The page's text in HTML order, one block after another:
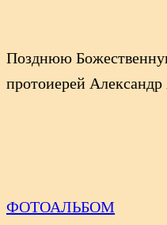
Позднюю
протоиерей
ФОТОАЛЬБОМ